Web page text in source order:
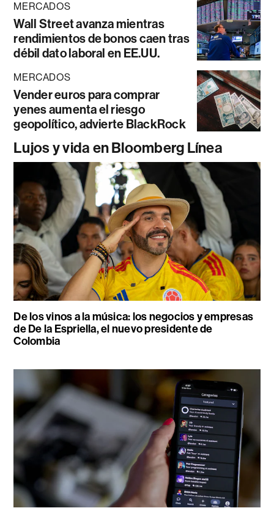
MERCADOS
Wall Street avanza mientras
rendimientos de bonos caen tras
débil dato laboral en EE.UU.
MERCADOS
Vender euros para comprar
yenes aumenta el riesgo
geopolítico, advierte BlackRock
Lujos y vida en Bloomberg Línea
De los vinos a la música: los negocios y empresas
de De la Espriella, el nuevo presidente de
Colombia